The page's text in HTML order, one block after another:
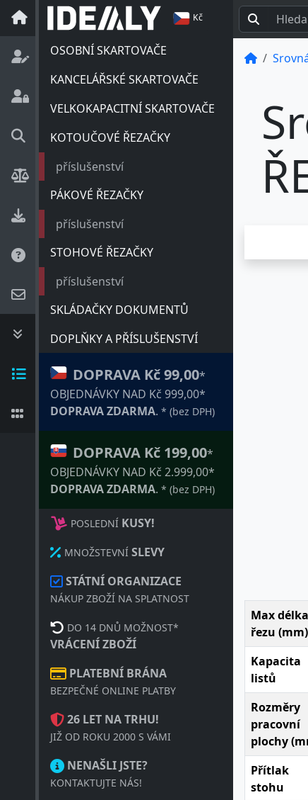
Kč
OSOBNÍ SKARTOVAČE
KANCELÁŘSKÉ SKARTOVAČE
VELKOKAPACITNÍ SKARTOVAČE
KOTOUČOVÉ ŘEZAČKY
příslušenství
PÁKOVÉ ŘEZAČKY
příslušenství
STOHOVÉ ŘEZAČKY
příslušenství
SKLÁDAČKY DOKUMENTŮ
DOPLŇKY A PŘÍSLUŠENSTVÍ
DOPRAVA Kč 99,00*
OBJEDNÁVKY NAD Kč 999,00*
DOPRAVA ZDARMA. * (bez DPH)
DOPRAVA Kč 199,00*
OBJEDNÁVKY NAD Kč 2.999,00*
DOPRAVA ZDARMA. * (bez DPH)
POSLEDNÍ KUSY!
MNOŽSTEVNÍ SLEVY
STÁTNÍ ORGANIZACE
NÁKUP ZBOŽÍ NA SPLATNOST
DO 14 DNŮ MOŽNOST*
VRÁCENÍ ZBOŽÍ
PLATEBNÍ BRÁNA
BEZPEČNÉ ONLINE PLATBY
26 LET NA TRHU!
JIŽ OD ROKU 2000 S VÁMI
NENAŠLI JSTE?
KONTAKTUJTE NÁS!
Max délka
řezu (mm)
Kapacita
listů
Rozměry
pracovní
plochy
Přítlak
stohu